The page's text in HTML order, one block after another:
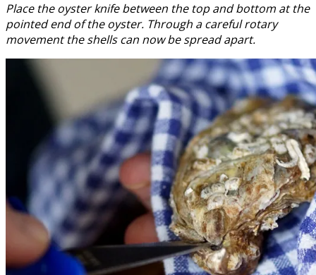
Place the oyster knife between the top and bottom at the
pointed end of the oyster. Through a careful rotary
movement the shells can now be spread apart.